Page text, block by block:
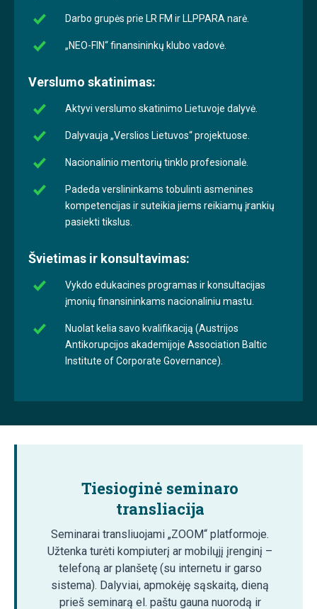
Darbo grupės prie LR FM ir LLPPARA narė.
„NEO-FIN“ finansininkų klubo vadovė.
Verslumo skatinimas:
Aktyvi verslumo skatinimo Lietuvoje dalyvė.
Dalyvauja „Verslios Lietuvos“ projektuose.
Nacionalinio mentorių tinklo profesionalė.
Padeda verslininkams tobulinti asmenines
kompetencijas ir suteikia jiems reikiamų įrankių
pasiekti tikslus.
Švietimas ir konsultavimas:
Vykdo edukacines programas ir konsultacijas
įmonių finansininkams nacionaliniu mastu.
Nuolat kelia savo kvalifikaciją (Austrijos
Antikorupcijos akademijoje Association Baltic
Institute of Corporate Governance).
Tiesioginė seminaro
transliacija
Seminarai transliuojami „ZOOM“ platformoje.
Užtenka turėti kompiuterį ar mobilųjį įrenginį –
telefoną ar planšetę (su internetu ir garso
sistema). Dalyviai, apmokėję sąskaitą, dieną
prieš seminarą el. paštu gauna nuorodą ir